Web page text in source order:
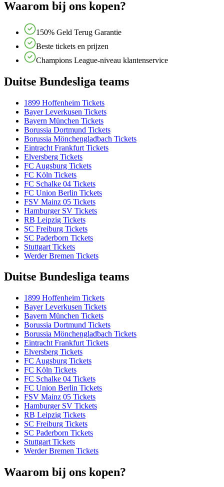
Waarom bij ons kopen?
150% Geld Terug Garantie
Beste tickets en prijzen
Champions League-niveau klantenservice
Duitse Bundesliga teams
1899 Hoffenheim Tickets
Bayer Leverkusen Tickets
Bayern München Tickets
Borussia Dortmund Tickets
Borussia Mönchengladbach Tickets
Eintracht Frankfurt Tickets
Elversberg Tickets
FC Augsburg Tickets
FC Köln Tickets
FC Schalke 04 Tickets
FC Union Berlin Tickets
FSV Mainz 05 Tickets
Hamburger SV Tickets
RB Leipzig Tickets
SC Freiburg Tickets
SC Paderborn Tickets
Stuttgart Tickets
Werder Bremen Tickets
Duitse Bundesliga teams
1899 Hoffenheim Tickets
Bayer Leverkusen Tickets
Bayern München Tickets
Borussia Dortmund Tickets
Borussia Mönchengladbach Tickets
Eintracht Frankfurt Tickets
Elversberg Tickets
FC Augsburg Tickets
FC Köln Tickets
FC Schalke 04 Tickets
FC Union Berlin Tickets
FSV Mainz 05 Tickets
Hamburger SV Tickets
RB Leipzig Tickets
SC Freiburg Tickets
SC Paderborn Tickets
Stuttgart Tickets
Werder Bremen Tickets
Waarom bij ons kopen?